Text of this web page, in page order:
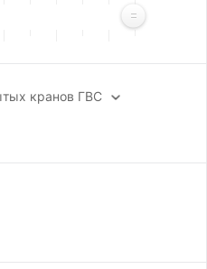
кранов ГВС